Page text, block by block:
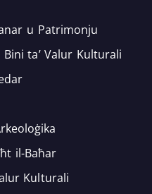
u Patrimonju
Bini ta’ Valur Kulturali
il-Baħar
Kulturali